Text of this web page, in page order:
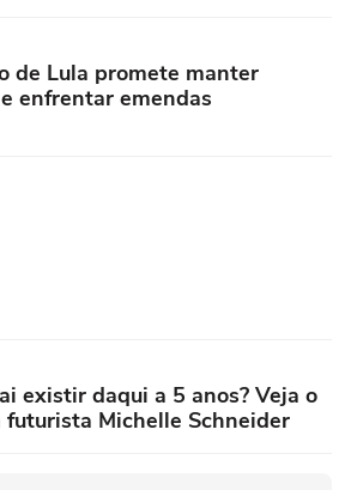
de Lula promete manter
enfrentar emendas
existir daqui a 5 anos? Veja o
futurista Michelle Schneider